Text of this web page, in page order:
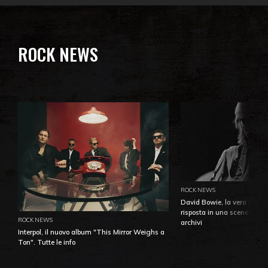
ROCK NEWS
ROCK NEWS
Interpol, il nuovo album "This Mirror Weighs a
Ton". Tutte le info
ROCK NEWS
David Bowie, la vera
risposta in una
archivi